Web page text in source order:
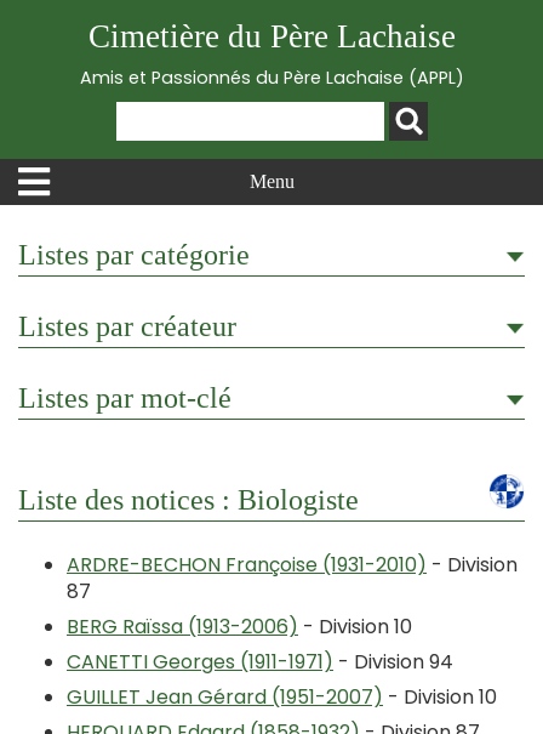
Cimetière du Père Lachaise
Amis et Passionnés du Père Lachaise (APPL)
Menu
Listes par catégorie
Listes par créateur
Listes par mot-clé
Liste des notices : Biologiste
ARDRE-BECHON Françoise (1931-2010) - Division
87
BERG Raïssa (1913-2006) - Division 10
CANETTI Georges (1911-1971) - Division 94
GUILLET Jean Gérard (1951-2007) - Division 10